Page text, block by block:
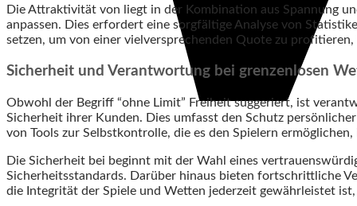
Die Attraktivität von liegt in der Kombination aus Spannung
anpassen. Dies erfordert eine sorgfältige Analyse von
setzen, um von einer vielversprechenden Quote zu
Sicherheit und Verantwortung bei grenzenlosen
Obwohl der Begriff “ohne Limit” Freiheit suggeriert, ist
Sicherheit ihrer Kunden. Dies umfasst den Schutz
von Tools zur Selbstkontrolle, die es den Spielern
Die Sicherheit bei beginnt mit der Wahl eines
Sicherheitsstandards. Darüber hinaus bieten fortschrittliche
die Integrität der Spiele und Wetten jederzeit gewährleistet